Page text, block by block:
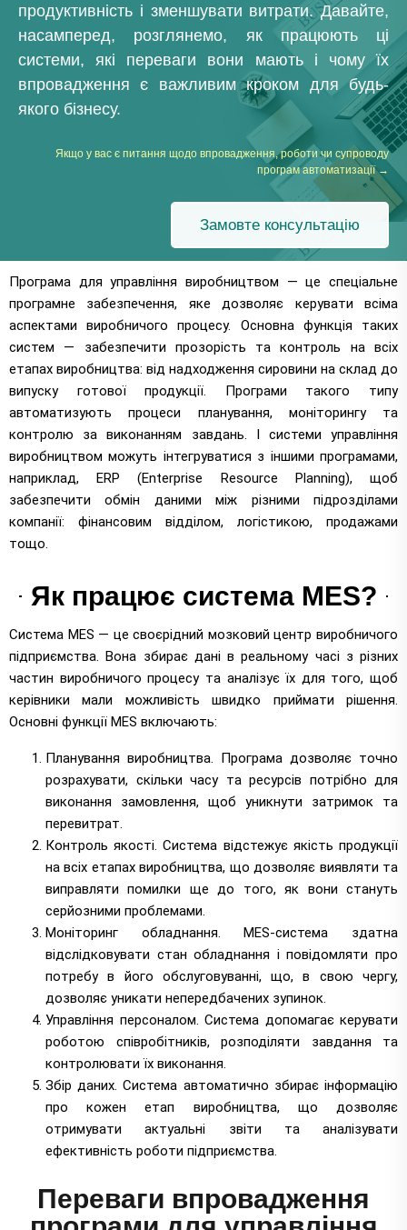
продуктивність і зменшувати витрати. Давайте,
насамперед, розглянемо, як працюють ці
системи, які переваги вони мають і чому їх
впровадження є важливим кроком для будь-
якого бізнесу.
Якщо у вас є питання щодо впровадження, роботи чи супроводу
програм автоматизації →
Замовте консультацію
Програма для управління виробництвом — це спеціальне
програмне забезпечення, яке дозволяє керувати всіма
аспектами виробничого процесу. Основна функція таких
систем — забезпечити прозорість та контроль на всіх
етапах виробництва: від надходження сировини на склад до
випуску готової продукції. Програми такого типу
автоматизують процеси планування, моніторингу та
контролю за виконанням завдань. І системи управління
виробництвом можуть інтегруватися з іншими програмами,
наприклад, ERP (Enterprise Resource Planning), щоб
забезпечити обмін даними між різними підрозділами
компанії: фінансовим відділом, логістикою, продажами
тощо.
Як працює система MES?
Система MES — це своєрідний мозковий центр виробничого
підприємства. Вона збирає дані в реальному часі з різних
частин виробничого процесу та аналізує їх для того, щоб
керівники мали можливість швидко приймати рішення.
Основні функції MES включають:
Планування виробництва. Програма дозволяє точно
розрахувати, скільки часу та ресурсів потрібно для
виконання замовлення, щоб уникнути затримок та
перевитрат.
Контроль якості. Система відстежує якість продукції
на всіх етапах виробництва, що дозволяє виявляти та
виправляти помилки ще до того, як вони стануть
серйозними проблемами.
Моніторинг обладнання. MES-система здатна
відслідковувати стан обладнання і повідомляти про
потребу в його обслуговуванні, що, в свою чергу,
дозволяє уникати непередбачених зупинок.
Управління персоналом. Система допомагає керувати
роботою співробітників, розподіляти завдання та
контролювати їх виконання.
Збір даних. Система автоматично збирає інформацію
про кожен етап виробництва, що дозволяє
отримувати актуальні звіти та аналізувати
ефективність роботи підприємства.
Переваги впровадження